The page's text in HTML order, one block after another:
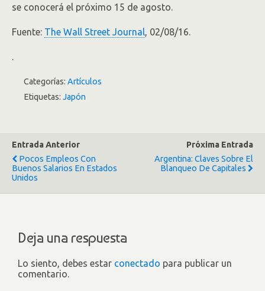
se conocerá el próximo 15 de agosto.
Fuente: The Wall Street Journal, 02/08/16.
.
Categorías: Artículos
Etiquetas: Japón
Entrada Anterior
Pocos Empleos Con
Buenos Salarios En Estados
Unidos
Próxima Entrada
Argentina: Claves Sobre El
Blanqueo De Capitales
Deja una respuesta
Lo siento, debes estar conectado para publicar un
comentario.